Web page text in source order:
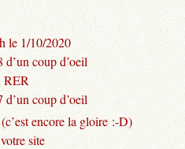
le 1/10/2020
coup d’oeil
RER
coup d’oeil
encore la gloire :-D)
site